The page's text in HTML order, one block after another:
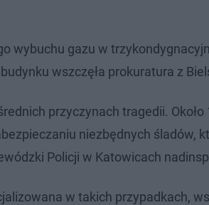
wybuchu gazu w
wszczęła prokuratura z
przyczynach tragedii.
niezbędnych śladów,
Policji w Katowicach
w takich przypadkach,